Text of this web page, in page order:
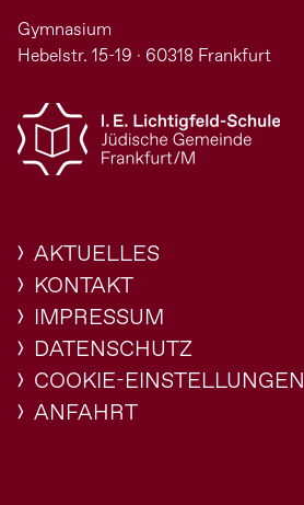
Gymnasium
Hebelstr. 15-19 · 60318 Frankfurt
AKTUELLES
KONTAKT
IMPRESSUM
DATENSCHUTZ
COOKIE-EINSTELLUNGEN
ANFAHRT